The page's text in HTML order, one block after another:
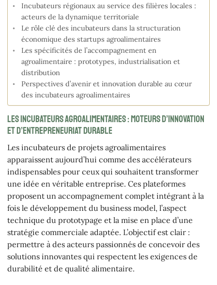
Incubateurs régionaux au service des filières locales :
acteurs de la dynamique territoriale
Le rôle clé des incubateurs dans la structuration
économique des startups agroalimentaires
Les spécificités de l’accompagnement en
agroalimentaire : prototypes, industrialisation et
distribution
Perspectives d’avenir et innovation durable au cœur
des incubateurs agroalimentaires
Les incubateurs agroalimentaires : moteurs d’innovation
et d’entrepreneuriat durable
Les incubateurs de projets agroalimentaires
apparaissent aujourd’hui comme des accélérateurs
indispensables pour ceux qui souhaitent transformer
une idée en véritable entreprise. Ces plateformes
proposent un accompagnement complet intégrant à la
fois le développement du business model, l’aspect
technique du prototypage et la mise en place d’une
stratégie commerciale adaptée. L’objectif est clair :
permettre à des acteurs passionnés de concevoir des
solutions innovantes qui respectent les exigences de
durabilité et de qualité alimentaire.